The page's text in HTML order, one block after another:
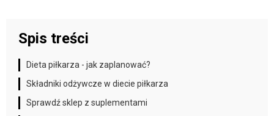
Spis treści
Dieta piłkarza - jak zaplanować?
Składniki odżywcze w diecie piłkarza
Sprawdź sklep z suplementami